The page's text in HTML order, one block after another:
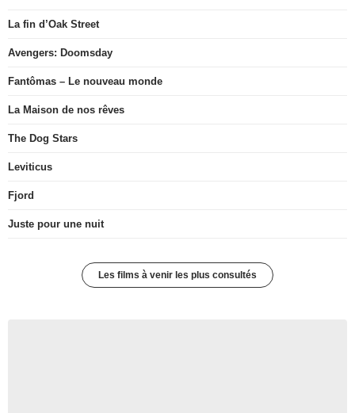
La fin d’Oak Street
Avengers: Doomsday
Fantômas – Le nouveau monde
La Maison de nos rêves
The Dog Stars
Leviticus
Fjord
Juste pour une nuit
Les films à venir les plus consultés